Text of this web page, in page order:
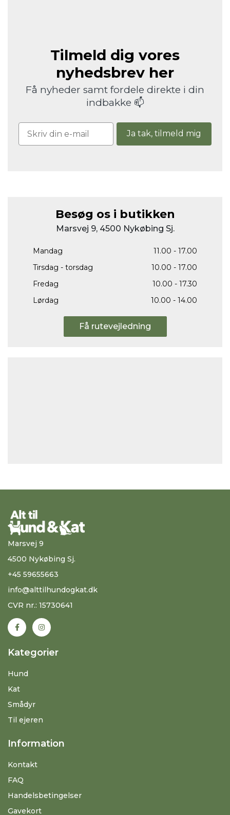
Tilmeld dig vores
nyhedsbrev her
Få nyheder samt fordele direkte i din
indbakke 📫
Ja tak, tilmeld mig
Besøg os i butikken
Marsvej 9, 4500 Nykøbing Sj.
Mandag
11.00 - 17.00
Tirsdag - torsdag
10.00 - 17.00
Fredag
10.00 - 17.30
Lørdag
10.00 - 14.00
Få rutevejledning
Marsvej 9
4500 Nykøbing Sj.
+45 59655663
info@alttilhundogkat.dk
CVR nr.: 15730641
Kategorier
Hund
Kat
Smådyr
Til ejeren
Information
Kontakt
FAQ
Handelsbetingelser
Gavekort